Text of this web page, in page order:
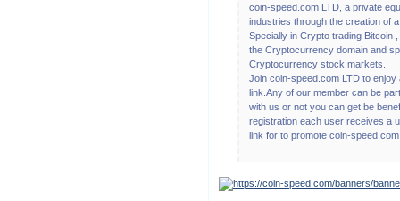
coin-speed.com LTD, a private
industries through the creation of
Specially in Crypto trading Bitcoin
the Cryptocurrency domain and
Cryptocurrency stock markets.
Join coin-speed.com LTD to
link.Any of our member can be
with us or not you can get be
registration each user receives a
link for to promote coin-